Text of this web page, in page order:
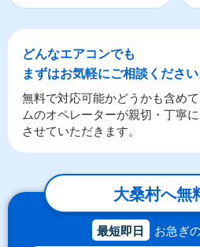
どんなエアコンでも
まずはお気軽にご相談ください
無料で対応可能かどうかも含め
ムのオペレーターが親切・丁寧
させていただきます。
大桑村へ無
最短即日 お急ぎ